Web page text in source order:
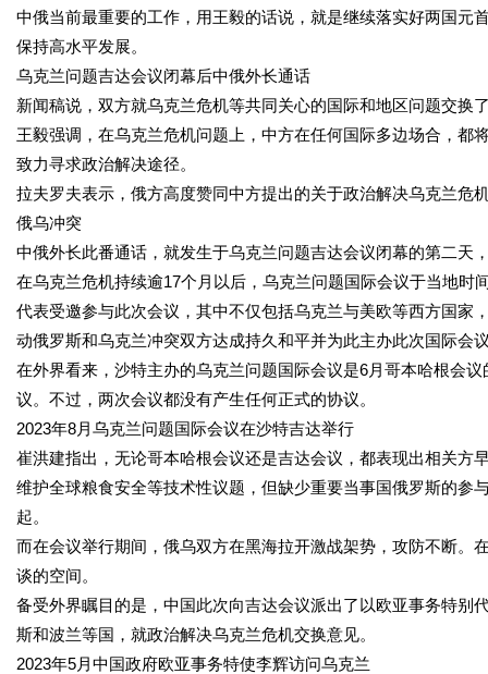
中俄当前最重要的工作，用王毅的话说，就是继续落实好两国元
保持高水平发展。
乌克兰问题吉达会议闭幕后中俄外长通话
新闻稿说，双方就乌克兰危机等共同关心的国际和地区问题交换
王毅强调，在乌克兰危机问题上，中方在任何国际多边场合，
致力寻求政治解决途径。
拉夫罗夫表示，俄方高度赞同中方提出的关于政治解决乌克兰危
俄乌冲突
中俄外长此番通话，就发生于乌克兰问题吉达会议闭幕的第二天
在乌克兰危机持续逾17个月以后，乌克兰问题国际会议于当地
代表受邀参与此次会议，其中不仅包括乌克兰与美欧等西方国家
动俄罗斯和乌克兰冲突双方达成持久和平并为此主办此次国际会
在外界看来，沙特主办的乌克兰问题国际会议是6月哥本哈根会
议。不过，两次会议都没有产生任何正式的协议。
2023年8月乌克兰问题国际会议在沙特吉达举行
崔洪建指出，无论哥本哈根会议还是吉达会议，都表现出相关方
维护全球粮食安全等技术性议题，但缺少重要当事国俄罗斯的参
起。
而在会议举行期间，俄乌双方在黑海拉开激战架势，攻防不断。
谈的空间。
备受外界瞩目的是，中国此次向吉达会议派出了以欧亚事务特别
斯和波兰等国，就政治解决乌克兰危机交换意见。
2023年5月中国政府欧亚事务特使李辉访问乌克兰